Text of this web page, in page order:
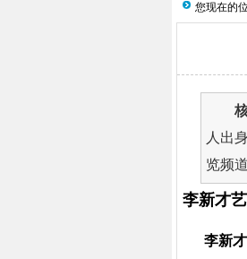
您现在的
核
人出
览频
李新才
李新才